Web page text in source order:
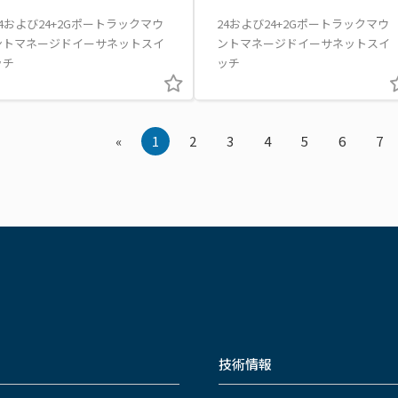
および24+2Gポートラックマウ
マネージドイーサネットスイ
24および24+2Gポートラックマウ
ントマネージドイーサネットスイ
ッチ
« 1 2 3 4 5 6 7
技術情報